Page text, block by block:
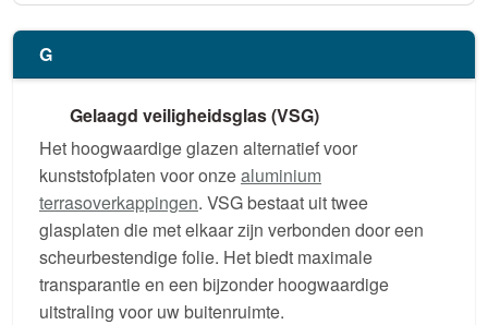
G
Gelaagd veiligheidsglas (VSG)
Het hoogwaardige glazen alternatief voor
kunststofplaten voor onzealuminium
terrasoverkappingen. VSG bestaat uit twee
glasplaten die met elkaar zijn verbonden door een
scheurbestendige folie. Het biedt maximale
transparantie en een bijzonder hoogwaardige
uitstraling voor uw buitenruimte.